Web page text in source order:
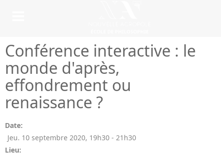
Conférence interactive : le
monde d'après,
effondrement ou
renaissance ?
Date:
Jeu. 10 septembre 2020, 19h30 - 21h30
Lieu: